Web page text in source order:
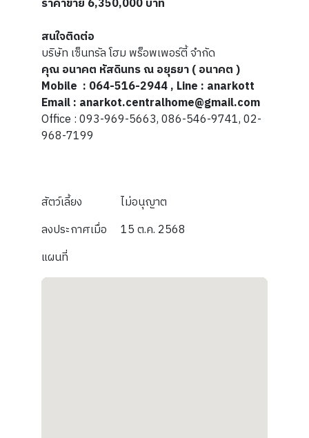
ราคาขาย 6,350,000 บาท
สนใจติดต่อ
บริษัท เซ็นทรัล โฮม พร็อพเพอร์ตี้ จำกัด
คุณ อนาคต หัสดินทรณ อยุธยา ( อนาคต )
Mobile : 064-516-2944 , Line : anarkott
Email : anarkot.centralhome@gmail.com
Office : 093-969-5663, 086-546-9741, 02-
968-7199
สัตว์เลี้ยง
ไม่อนุญาต
ลงประกาศเมื่อ
15 ต.ค. 2568
แผนที่